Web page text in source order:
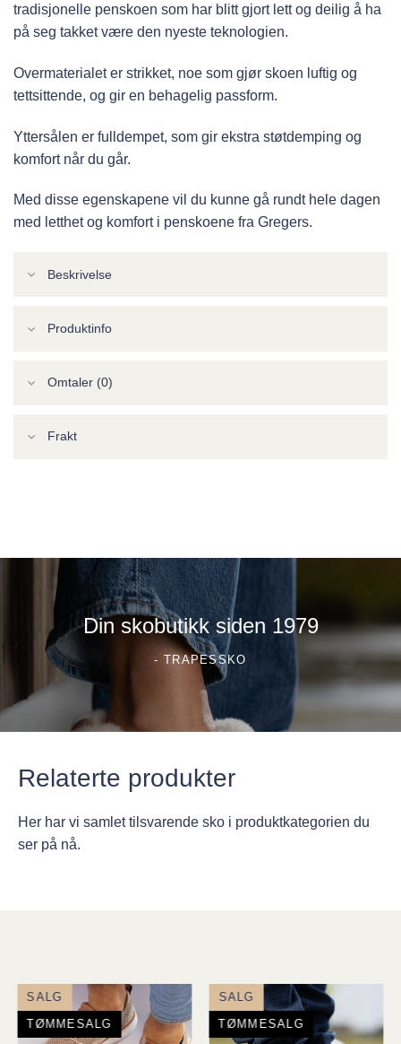
tradisjonelle penskoen som har blitt gjort lett og deilig å ha
på seg takket være den nyeste teknologien.
Overmaterialet er strikket, noe som gjør skoen luftig og
tettsittende, og gir en behagelig passform.
Yttersålen er fulldempet, som gir ekstra støtdemping og
komfort når du går.
Med disse egenskapene vil du kunne gå rundt hele dagen
med letthet og komfort i penskoene fra Gregers.
Beskrivelse
Produktinfo
Omtaler (0)
Frakt
Din skobutikk siden 1979
- TRAPESSKO
Relaterte produkter
Her har vi samlet tilsvarende sko i produktkategorien du
ser på nå.
SALG
TØMMESALG
SALG
TØMMESALG